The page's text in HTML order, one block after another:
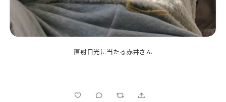
直射日光に当たる赤井さん